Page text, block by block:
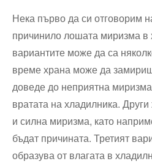
Нека първо да си отговорим
причинило лошата миризма в
вариантите може да са
време храна може да
доведе до неприятна
вратата на хладилника.
и силна миризма, като
бъдат причината. Третият
образува от влагата в